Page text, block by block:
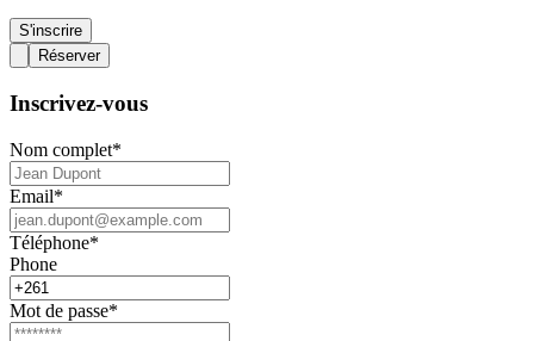
S'inscrire
Réserver
Inscrivez-vous
Nom complet*
Email*
Téléphone*
Phone
Mot de passe*